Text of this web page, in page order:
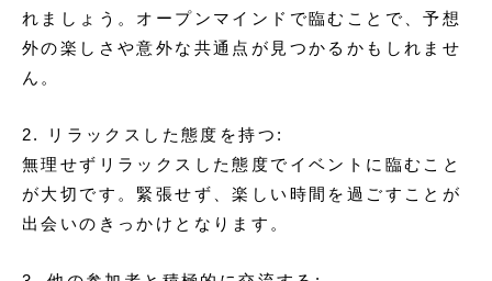
れましょう。オープンマインドで臨むことで、予想
外の楽しさや意外な共通点が見つかるかもしれませ
ん。
2. リラックスした態度を持つ:
無理せずリラックスした態度でイベントに臨むこと
が大切です。緊張せず、楽しい時間を過ごすことが
出会いのきっかけとなります。